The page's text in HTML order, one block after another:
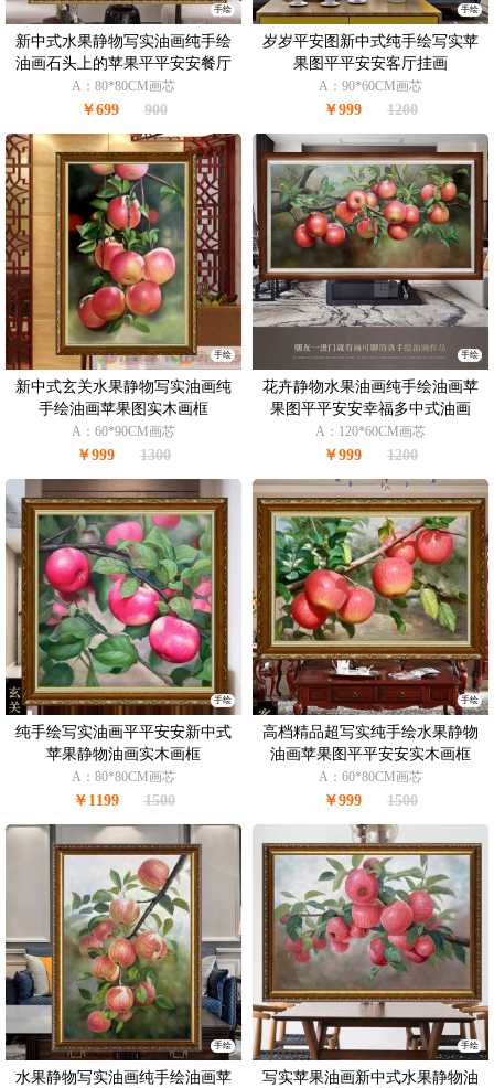
手绘
新中式水果静物写实油画纯手绘
油画石头上的苹果平平安安餐厅
挂画
A：80*80CM画芯
￥699 900
手绘
岁岁平安图新中式纯手绘写实苹
果图平平安安客厅挂画
A：90*60CM画芯
￥999 1200
手绘
新中式玄关水果静物写实油画纯
手绘油画苹果图实木画框
A：60*90CM画芯
￥999 1300
手绘
花卉静物水果油画纯手绘油画苹
果图平平安安幸福多中式油画
A：120*60CM画芯
￥999 1200
手绘
纯手绘写实油画平平安安新中式
苹果静物油画实木画框
A：80*80CM画芯
￥1199 1500
手绘
高档精品超写实纯手绘水果静物
油画苹果图平平安安实木画框
A：60*80CM画芯
￥999 1500
手绘
水果静物写实油画纯手绘油画苹
手绘
写实苹果油画新中式水果静物油